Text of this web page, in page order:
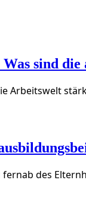
sind
Arbeitswelt
des